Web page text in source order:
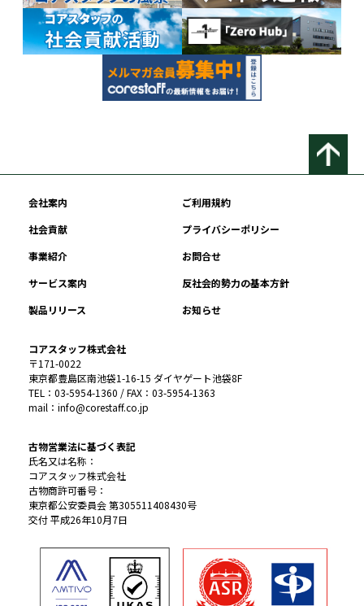
会社案内
ご利用規約
社会貢献
プライバシーポリシー
事業紹介
お問合せ
サービス案内
反社会的勢力の基本方針
製品リリース
お知らせ
コアスタッフ株式会社
〒171-0022
東京都豊島区南池袋1-16-15 ダイヤゲート池袋8F
TEL：03-5954-1360 / FAX：03-5954-1363
mail：info@corestaff.co.jp
古物営業法に基づく表記
氏名又は名称：
コアスタッフ株式会社
古物商許可番号：
東京都公安委員会 第305511408430号
交付 平成26年10月7日